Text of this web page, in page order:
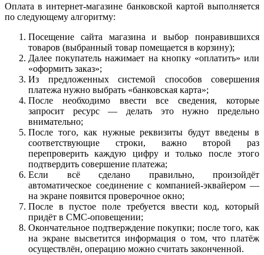
Оплата в интернет-магазине банковской картой выполняется
по следующему алгоритму:
Посещение сайта магазина и выбор понравившихся
товаров (выбранный товар помещается в корзину);
Далее покупатель нажимает на кнопку «оплатить» или
«оформить заказ»;
Из предложенных системой способов совершения
платежа нужно выбрать «банковская карта»;
После необходимо ввести все сведения, которые
запросит ресурс — делать это нужно предельно
внимательно;
После того, как нужные реквизиты будут введены в
соответствующие строки, важно второй раз
перепроверить каждую цифру и только после этого
подтвердить совершение платежа;
Если всё сделано правильно, произойдёт
автоматическое соединение с компанией-эквайером —
на экране появится проверочное окно;
После в пустое поле требуется ввести код, который
придёт в СМС-оповещении;
Окончательное подтверждение покупки; после того, как
на экране высветится информация о том, что платёж
осуществлён, операцию можно считать законченной.